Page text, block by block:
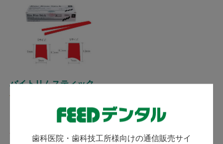
歯科医院・歯科技工所様向けの通信販売サイ
バイトリムスティック
発送： 即日発送